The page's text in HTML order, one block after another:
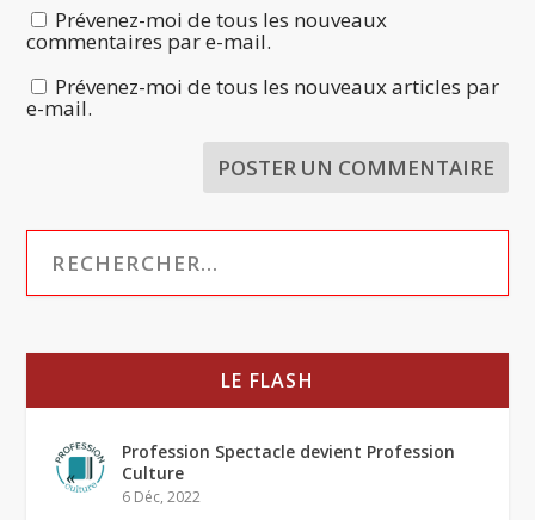
Prévenez-moi de tous les nouveaux
commentaires par e-mail.
Prévenez-moi de tous les nouveaux articles par
e-mail.
LE FLASH
Profession Spectacle devient Profession
Culture
6 Déc, 2022